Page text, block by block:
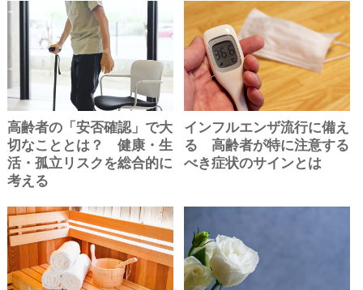
高齢者の「安否確認」で大
切なこととは？ 健康・生
活・孤立リスクを総合的に
考える
インフルエンザ流行に備え
る 高齢者が特に注意する
べき症状のサインとは